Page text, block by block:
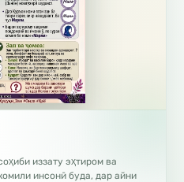
иззату эҳтиром ва
инсонӣ буда, дар айни